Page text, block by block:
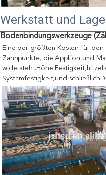
Werkstatt und
Bodenbindungswerkzeuge
Eine der größten Kosten für den
Zahnpunkte, die Appliion und
widersteht.Höhe
Systemfestigkeit,und